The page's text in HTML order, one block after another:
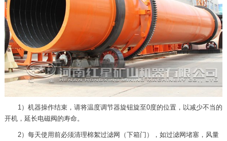
1）机器操作结束，请将温度调节器旋钮旋至0度的位置，以减少不当的
开机，延长电磁阀的寿命。
2）每天使用前必须清理棉絮过滤网（下箱门），如过滤网堵塞，风量